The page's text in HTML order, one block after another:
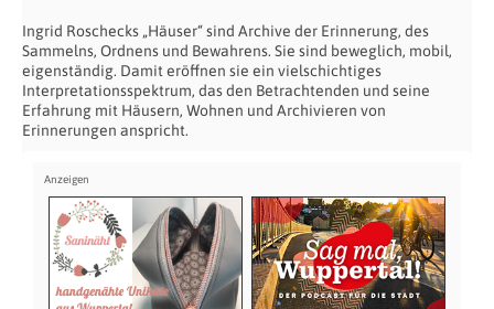
Ingrid Roschecks „Häuser“ sind Archive der Erinnerung, des
Sammelns, Ordnens und Bewahrens. Sie sind beweglich, mobil,
eigenständig. Damit eröffnen sie ein vielschichtiges
Interpretationsspektrum, das den Betrachtenden und seine
Erfahrung mit Häusern, Wohnen und Archivieren von
Erinnerungen anspricht.